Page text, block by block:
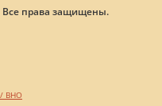
Все права защищены.
/ ВНО